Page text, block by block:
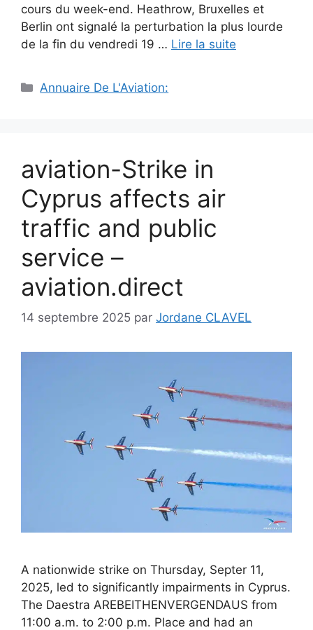
cours du week-end. Heathrow, Bruxelles et
Berlin ont signalé la perturbation la plus lourde
de la fin du vendredi 19 … Lire la suite
Catégories
Annuaire De L'Aviation:
aviation-Strike in
Cyprus affects air
traffic and public
service –
aviation.direct
14 septembre 2025 par Jordane CLAVEL
A nationwide strike on Thursday, Septer 11,
2025, led to significantly impairments in Cyprus.
The Daestra AREBEITHENVERGENDAUS from
11:00 a.m. to 2:00 p.m. Place and had an